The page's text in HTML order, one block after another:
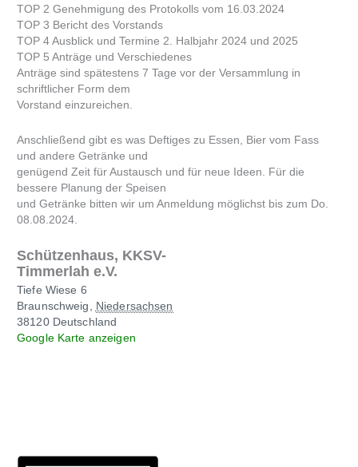
TOP 2 Genehmigung des Protokolls vom 16.03.2024
TOP 3 Bericht des Vorstands
TOP 4 Ausblick und Termine 2. Halbjahr 2024 und 2025
TOP 5 Anträge und Verschiedenes
Anträge sind spätestens 7 Tage vor der Versammlung in
schriftlicher Form dem
Vorstand einzureichen.
Anschließend gibt es was Deftiges zu Essen, Bier vom Fass
und andere Getränke und
genügend Zeit für Austausch und für neue Ideen. Für die
bessere Planung der Speisen
und Getränke bitten wir um Anmeldung möglichst bis zum Do.
08.08.2024.
Schützenhaus, KKSV-
Timmerlah e.V.
Tiefe Wiese 6
Braunschweig
Niedersachsen
38120 Deutschland
Google Karte anzeigen